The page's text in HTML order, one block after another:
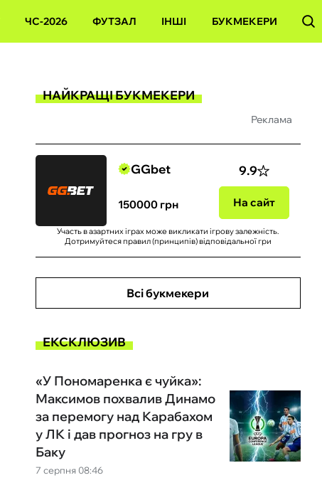
ЧС-2026 ФУТЗАЛ ІНШІ БУКМЕКЕРИ
НАЙКРАЩІ БУКМЕКЕРИ
Реклама
GGbet
150000 грн
9.9
На сайт
Участь в азартних іграх може викликати ігрову залежність.
Дотримуйтеся правил (принципів) відповідальної гри
Всі букмекери
ЕКСКЛЮЗИВ
7 серпня 08:46
«У Пономаренка є чуйка»:
Максимов похвалив Динамо
за перемогу над Карабахом
у ЛК і дав прогноз на гру в
Баку